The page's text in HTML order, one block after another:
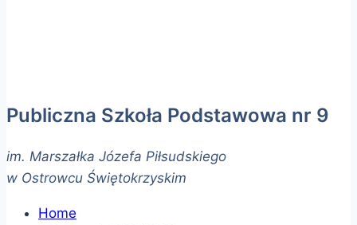
Publiczna Szkoła Podstawowa nr 9
im. Marszałka Józefa Piłsudskiego
w Ostrowcu Świętokrzyskim
Home